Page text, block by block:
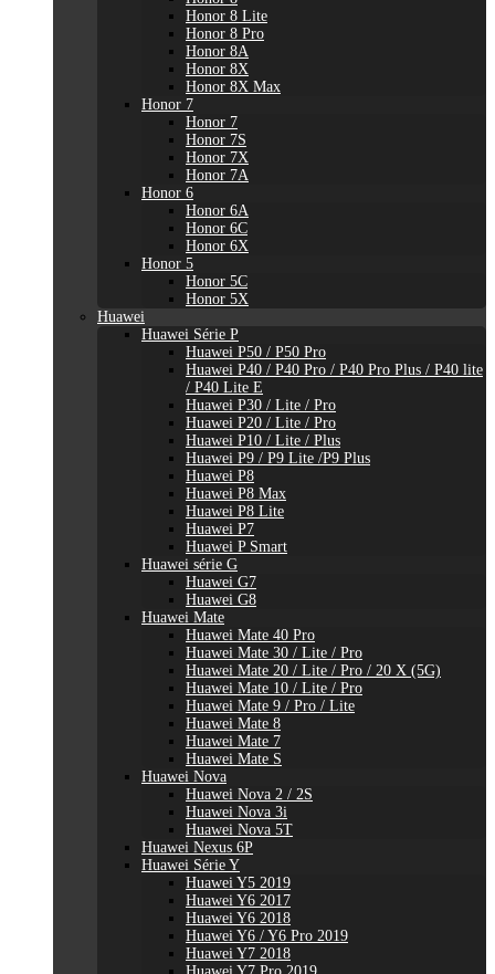
Honor 8 Lite
Honor 8 Pro
Honor 8A
Honor 8X
Honor 8X Max
Honor 7
Honor 7
Honor 7S
Honor 7X
Honor 7A
Honor 6
Honor 6A
Honor 6C
Honor 6X
Honor 5
Honor 5C
Honor 5X
Huawei
Huawei Série P
Huawei P50 / P50 Pro
Huawei P40 / P40 Pro / P40 Pro Plus / P40 lite
/ P40 Lite E
Huawei P30 / Lite / Pro
Huawei P20 / Lite / Pro
Huawei P10 / Lite / Plus
Huawei P9 / P9 Lite /P9 Plus
Huawei P8
Huawei P8 Max
Huawei P8 Lite
Huawei P7
Huawei P Smart
Huawei série G
Huawei G7
Huawei G8
Huawei Mate
Huawei Mate 40 Pro
Huawei Mate 30 / Lite / Pro
Huawei Mate 20 / Lite / Pro / 20 X (5G)
Huawei Mate 10 / Lite / Pro
Huawei Mate 9 / Pro / Lite
Huawei Mate 8
Huawei Mate 7
Huawei Mate S
Huawei Nova
Huawei Nova 2 / 2S
Huawei Nova 3i
Huawei Nova 5T
Huawei Nexus 6P
Huawei Série Y
Huawei Y5 2019
Huawei Y6 2017
Huawei Y6 2018
Huawei Y6 / Y6 Pro 2019
Huawei Y7 2018